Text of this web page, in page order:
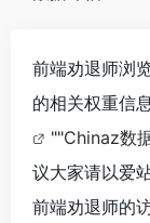
前端劝退师浏
的相关权重信
""Chinaz数
议大家请以爱
前端劝退师的